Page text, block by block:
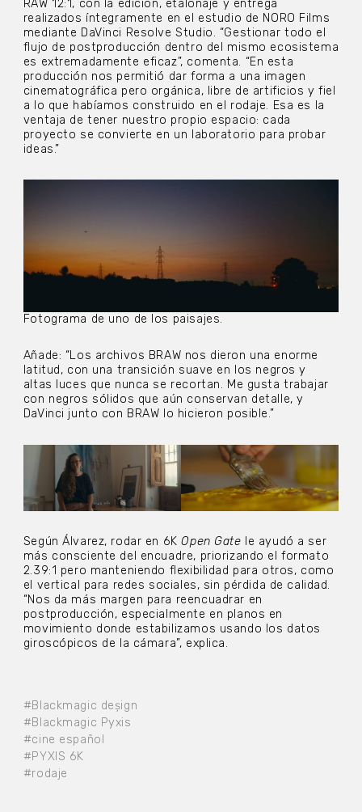
#Blackmagic deșign
#Blackmagic Pyxis
#cine español
#PYXIS 6K
#rodaje
RAW 12:1, con la edición, etalonaje y entrega
realizados íntegramente en el estudio de NORO Films
mediante DaVinci Resolve Studio. “Gestionar todo el
flujo de postproducción dentro del mismo ecosistema
es extremadamente eficaz”, comenta. “En esta
producción nos permitió dar forma a una imagen
cinematográfica pero orgánica, libre de artificios y fiel
a lo que habíamos construido en el rodaje. Esa es la
ventaja de tener nuestro propio espacio: cada
proyecto se convierte en un laboratorio para probar
ideas.”
Fotograma de uno de los paisajes.
Añade: “Los archivos BRAW nos dieron una enorme
latitud, con una transición suave en los negros y
altas luces que nunca se recortan. Me gusta trabajar
con negros sólidos que aún conservan detalle, y
DaVinci junto con BRAW lo hicieron posible.”
Según Álvarez, rodar en 6KOpen Gate le ayudó a ser
más consciente del encuadre, priorizando el formato
2.39:1 pero manteniendo flexibilidad para otros, como
el vertical para redes sociales, sin pérdida de calidad.
“Nos da más margen para reencuadrar en
postproducción, especialmente en planos en
movimiento donde estabilizamos usando los datos
giroscópicos de la cámara”, explica.